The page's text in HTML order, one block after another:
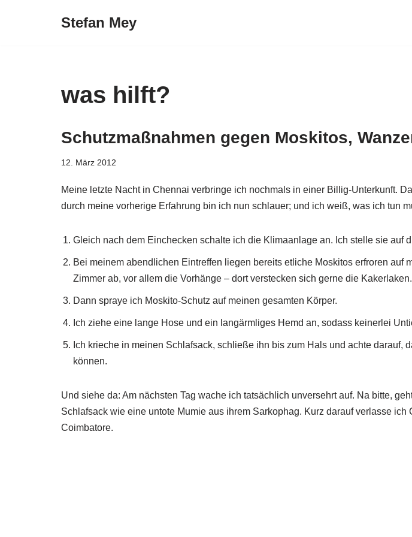
Stefan Mey
was hilft?
Schutzmaßnahmen gegen Moskitos,
12. März 2012
Meine letzte Nacht in Chennai verbringe ich nochmals in einer Billig-Unterkunft.
durch meine vorherige Erfahrung bin ich nun schlauer; und ich weiß, was ich tun
Gleich nach dem Einchecken schalte ich die Klimaanlage an. Ich stelle sie auf
Bei meinem abendlichen Eintreffen liegen bereits etliche Moskitos erfroren auf
Zimmer ab, vor allem die Vorhänge – dort verstecken sich gerne die Kakerlaken.
Dann spraye ich Moskito-Schutz auf meinen gesamten Körper.
Ich ziehe eine lange Hose und ein langärmliges Hemd an, sodass keinerlei
Ich krieche in meinen Schlafsack, schließe ihn bis zum Hals und achte darauf,
können.
Und siehe da: Am nächsten Tag wache ich tatsächlich unversehrt auf. Na bitte,
Schlafsack wie eine untote Mumie aus ihrem Sarkophag. Kurz darauf verlasse
Coimbatore.